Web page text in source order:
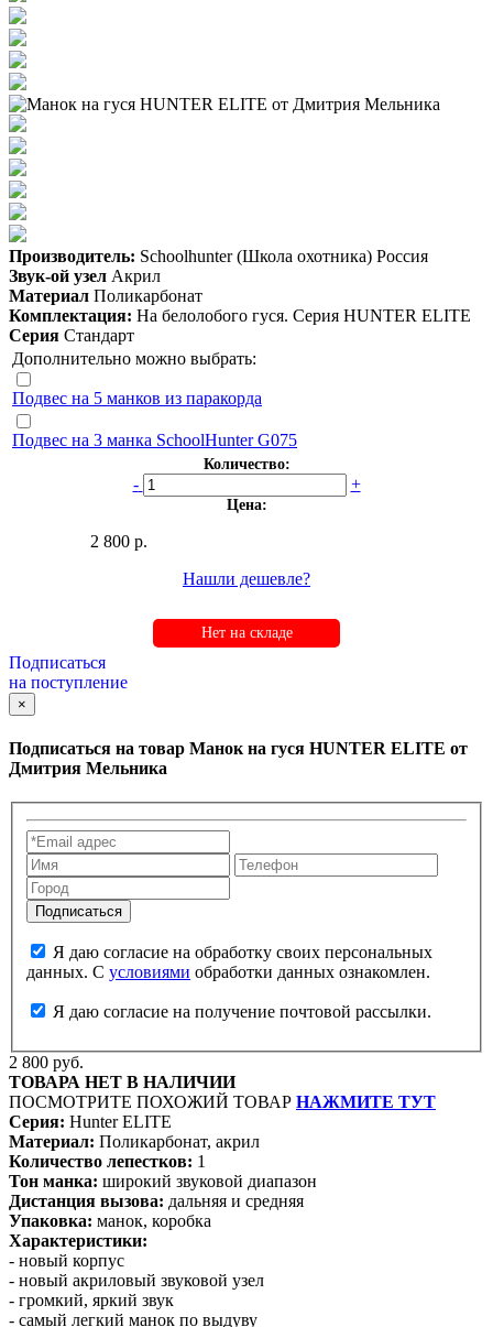
Производитель: Schoolhunter (Школа охотника) Россия
Звук-ой узел Акрил
Материал Поликарбонат
Комплектация: На белолобого гуся. Серия HUNTER ELITE
Серия Стандарт
Дополнительно можно выбрать:
Подвес на 5 манков из паракорда
Подвес на 3 манка SchoolHunter G075
Количество:
- +
Цена:
2 800 р.
Нашли дешевле?
Нет на складе
Подписаться
на поступление
×
Подписаться на товар Манок на гуся HUNTER ELITE от
Дмитрия Мельника
данных. С условиями обработки данных ознакомлен.
Я даю согласие на получение почтовой рассылки.
2 800 руб.
ТОВАРА НЕТ В НАЛИЧИИ
ПОСМОТРИТЕ ПОХОЖИЙ ТОВАР НАЖМИТЕ ТУТ
Серия: Hunter ELITE
Материал: Поликарбонат, акрил
Количество лепестков: 1
Тон манка: широкий звуковой диапазон
Дистанция вызова: дальняя и средняя
Упаковка: манок, коробка
Характеристики:
- новый корпус
- новый акриловый звуковой узел
- громкий, яркий звук
- самый легкий манок по выдуву